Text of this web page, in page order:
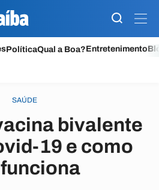
PolíticaQual a Boa?Entretenimento
SAÚDE
bivalente
19 e como